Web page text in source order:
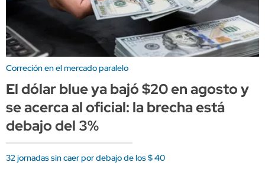
Correción en el mercado paralelo
El dólar blue ya bajó $20 en agosto y
se acerca al oficial: la brecha está
debajo del 3%
32 jornadas sin caer por debajo de los $ 40